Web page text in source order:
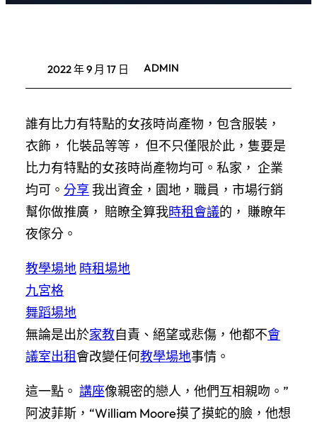
2022 年 9 月 17 日 ADMIN
誰有比力有特點的女孩時尚產物，包含服裝，
衣飾， 化裝品等等， 但不只僅限於此，隻要是
比力有特點的女孩時尚產物均可。私家， 企業
均可。 分享 我出資金，園地，職員，市場行銷
幫你做推廣， 賠瞭全算我時租會議的， 賺瞭年
夜傢分。
教學場地 時租場地
九宮格
舞蹈場地
無論是出於家教自責、絕望或悲傷，他都不會
議室出租會改變任何教學場地事情。
這一點。 講座像親密的戀人，他們互相親吻。”
阿波菲斯，“William Moore摸了摸蛇的臉，他想